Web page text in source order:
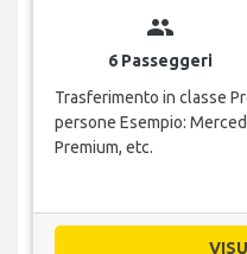
group
6 Passeggeri
Trasferimento in classe
persone Esempio:
Premium, etc.